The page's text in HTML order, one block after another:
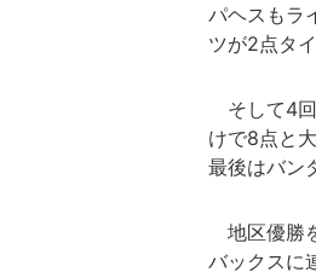
パヘスもラ
ツが2点タ
そして4回
けで8点と
最後はバン
地区優勝
バックスに